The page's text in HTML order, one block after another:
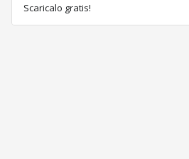
Scaricalo gratis!